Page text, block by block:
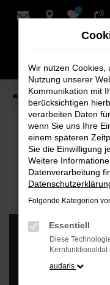
Zum
0
Startseite VW
VW Shop –
Wir nutzen Cookies,
Nutzung unserer
Kommunikation mit
berücksichtigen
verarbeiten Daten
wenn Sie uns Ihre
einem späteren
Sie die Einwilligung
Weitere
Datenverarbeitung
Folgende Kategorien
Essentiell
Diese
audaris